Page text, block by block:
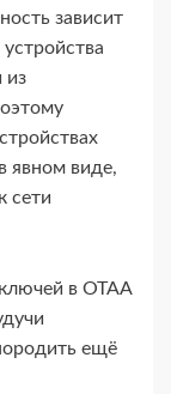
зависит
из
явном виде,
сети
в OTAA
ещё